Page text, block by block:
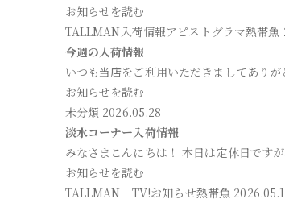
お知らせを読む
TALLMAN入荷情報アピストグラマ熱帯魚
今週の入荷情報
いつも当店をご利用いただきましてあり
お知らせを読む
未分類 2026.05.28
淡水コーナー入荷情報
みなさまこんにちは！ 本日は定休日です
お知らせを読む
TALLMAN TV!お知らせ熱帯魚